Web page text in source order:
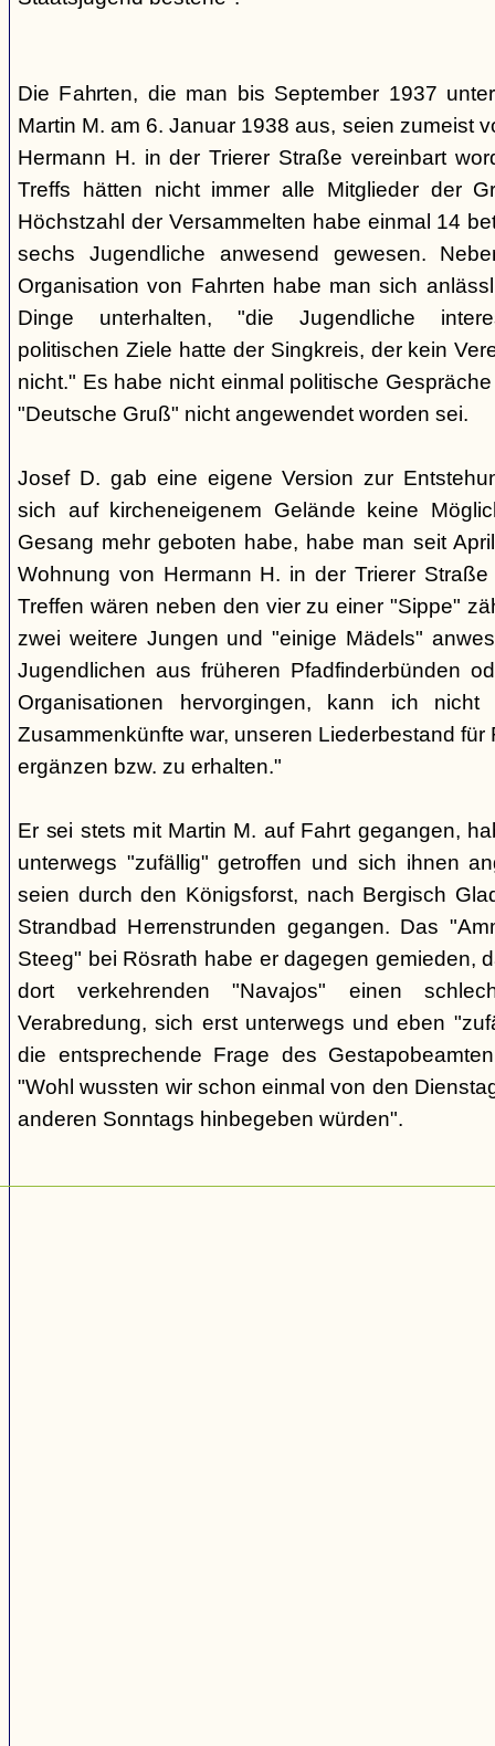
Die Fahrten, die man bis September 1937
Martin M. am 6. Januar 1938 aus, seien zumeist
Hermann H. in der Trierer Straße vereinbart
Treffs hätten nicht immer alle Mitglieder der
Höchstzahl der Versammelten habe einmal 14
sechs Jugendliche anwesend gewesen.
Organisation von Fahrten habe man sich
Dinge unterhalten, "die Jugendliche
politischen Ziele hatte der Singkreis, der kein
nicht." Es habe nicht einmal politische
"Deutsche Gruß" nicht angewendet worden sei.
Josef D. gab eine eigene Version zur
sich auf kircheneigenem Gelände keine
Gesang mehr geboten habe, habe man seit
Wohnung von Hermann H. in der Trierer
Treffen wären neben den vier zu einer "Sippe"
zwei weitere Jungen und "einige Mädels"
Jugendlichen aus früheren Pfadfinderbünden
Organisationen hervorgingen, kann ich
Zusammenkünfte war, unseren Liederbestand
ergänzen bzw. zu erhalten."
Er sei stets mit Martin M. auf Fahrt gegangen,
unterwegs "zufällig" getroffen und sich ihnen
seien durch den Königsforst, nach Bergisch
Strandbad Herrenstrunden gegangen. Das
Steeg" bei Rösrath habe er dagegen gemieden,
dort verkehrenden "Navajos" einen
Verabredung, sich erst unterwegs und eben
die entsprechende Frage des
"Wohl wussten wir schon einmal von den
anderen Sonntags hinbegeben würden".